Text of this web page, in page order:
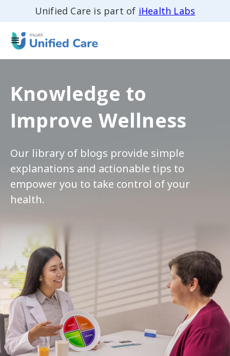
Unified Care is part of iHealth Labs
Knowledge to
Improve Wellness
Our library of blogs provide simple
explanations and actionable tips to
empower you to take control of your
health.